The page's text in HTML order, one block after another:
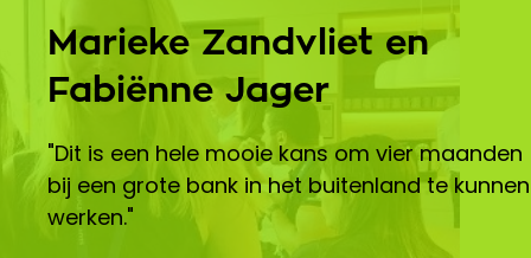
Marieke Zandvliet en
Fabiënne Jager
"Dit is een hele mooie kans om vier maanden
bij een grote bank in het buitenland te kunnen
werken."